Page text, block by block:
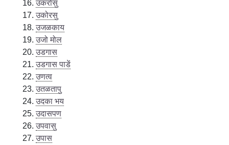
उकरोसु
उकोरसु
उजळकाय
उजो मोल
उडगास
उडगास पाडें
उणत्व
उतळतापु
उदका भय
उदासपण
उपवासु
उपास